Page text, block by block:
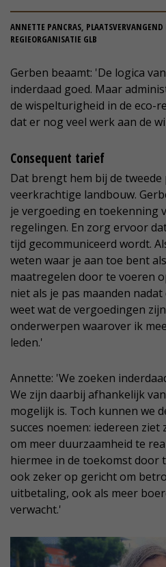
ANNETTE PANCRAS, PLAATSVERVANGEND
REGIEORGANISATIE GLB
Gerben beaamt: 'De logica
inderdaad goed. Maar
de wispelturigheid in de eco-
dat er nog veel werk aan de
Consequent tarief
Dat brengt hem bij de
veerkrachtige landbouw.
je vergoeding en toekenning
regelingen. En zorg ervoor
tijd gecommuniceerd wordt.
weten waar je aan toe bent
maatregelen door te voeren
niet als je pas maanden
weet wat de vergoedingen
onderwerpen waarover ik
leden.'
Annette: 'We zoeken
We zijn daarbij afhankelijk
mogelijk is. Toch kunnen we
succes noemen: iedereen
om meer duurzaamheid te
hiermee in de toekomst door
ook zeker op gericht om
uitbetaling, ook als meer
verwacht.'